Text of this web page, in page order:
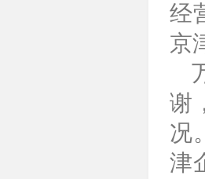
经
京
谢
况
津